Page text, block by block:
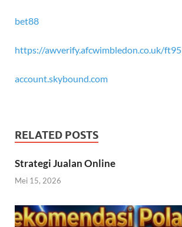
bet88
https://awverify.afcwimbledon.co.uk/ft95
account.skybound.com
RELATED POSTS
Strategi Jualan Online
Mei 15, 2026